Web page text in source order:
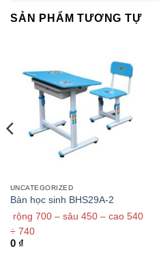
SẢN PHẨM TƯƠNG TỰ
UNCATEGORIZED
Bàn học sinh BHS29A-2
rộng 700 – sâu 450 – cao 540
÷ 740
0 ₫